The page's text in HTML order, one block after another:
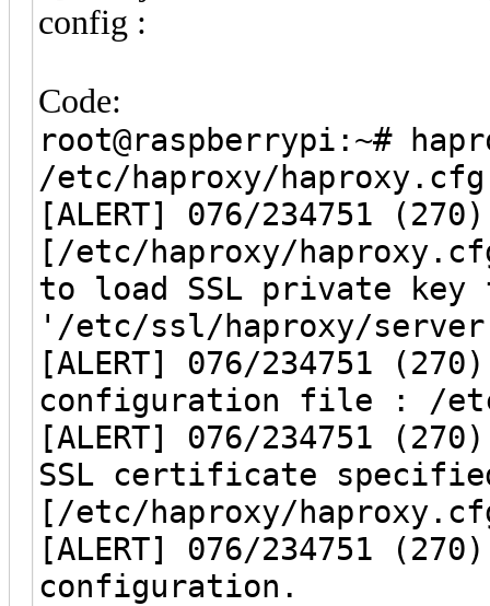
config :
Code:
root@raspberrypi:~#
/etc/haproxy/haproxy.cfg
[ALERT] 076/234751
[/etc/haproxy/
to load SSL private key
'/etc/ssl/haproxy/
[ALERT] 076/234751
configuration file : /
[ALERT] 076/234751
SSL certificate
[/etc/haproxy/
[ALERT] 076/234751
configuration.